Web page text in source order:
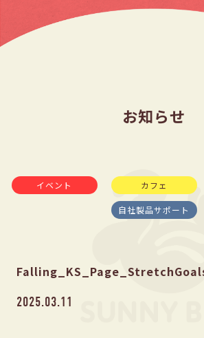
お知らせ
イベント カフェ
自社製品サポート
2025.03.11